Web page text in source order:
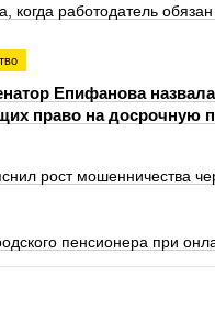
когда работодатель
Епифанова
право на досрочную
рост мошенничества
пенсионера при